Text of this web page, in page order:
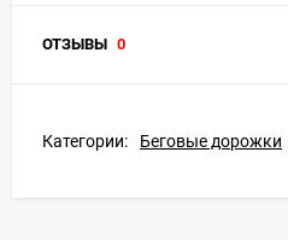
ОТЗЫВЫ 0
Категории: Беговые дорожки